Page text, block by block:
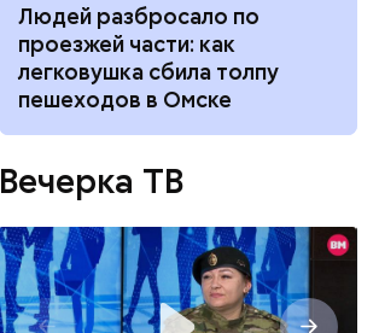
Людей разбросало по
проезжей части: как
легковушка сбила толпу
пешеходов в Омске
Вечерка ТВ